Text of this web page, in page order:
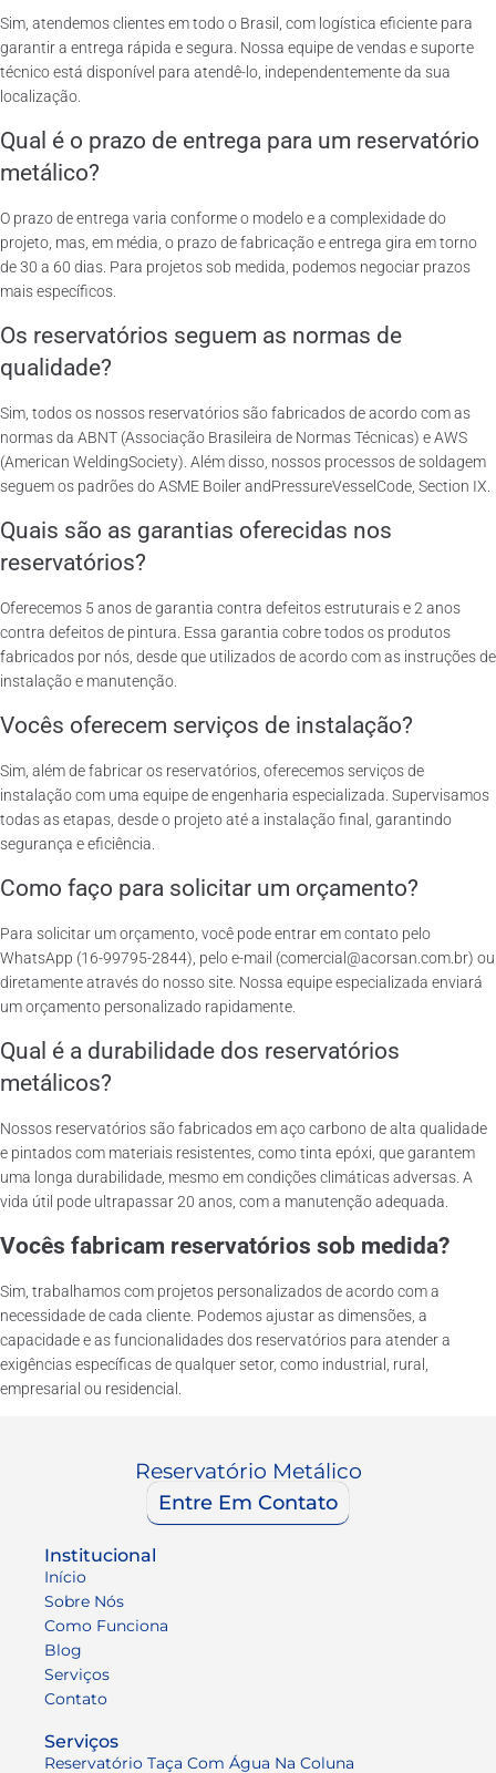
Sim, atendemos clientes em todo o Brasil, com logística eficiente para
garantir a entrega rápida e segura. Nossa equipe de vendas e suporte
técnico está disponível para atendê-lo, independentemente da sua
localização.
Qual é o prazo de entrega para um reservatório
metálico?
O prazo de entrega varia conforme o modelo e a complexidade do
projeto, mas, em média, o prazo de fabricação e entrega gira em torno
de 30 a 60 dias. Para projetos sob medida, podemos negociar prazos
mais específicos.
Os reservatórios seguem as normas de
qualidade?
Sim, todos os nossos reservatórios são fabricados de acordo com as
normas da ABNT (Associação Brasileira de Normas Técnicas) e AWS
(American WeldingSociety). Além disso, nossos processos de soldagem
seguem os padrões do ASME Boiler andPressureVesselCode, Section IX.
Quais são as garantias oferecidas nos
reservatórios?
Oferecemos 5 anos de garantia contra defeitos estruturais e 2 anos
contra defeitos de pintura. Essa garantia cobre todos os produtos
fabricados por nós, desde que utilizados de acordo com as instruções de
instalação e manutenção.
Vocês oferecem serviços de instalação?
Sim, além de fabricar os reservatórios, oferecemos serviços de
instalação com uma equipe de engenharia especializada. Supervisamos
todas as etapas, desde o projeto até a instalação final, garantindo
segurança e eficiência.
Como faço para solicitar um orçamento?
Para solicitar um orçamento, você pode entrar em contato pelo
WhatsApp (16-99795-2844), pelo e-mail (comercial@acorsan.com.br) ou
diretamente através do nosso site. Nossa equipe especializada enviará
um orçamento personalizado rapidamente.
Qual é a durabilidade dos reservatórios
metálicos?
Nossos reservatórios são fabricados em aço carbono de alta qualidade
e pintados com materiais resistentes, como tinta epóxi, que garantem
uma longa durabilidade, mesmo em condições climáticas adversas. A
vida útil pode ultrapassar 20 anos, com a manutenção adequada.
Vocês fabricam reservatórios sob medida?
Sim, trabalhamos com projetos personalizados de acordo com a
necessidade de cada cliente. Podemos ajustar as dimensões, a
capacidade e as funcionalidades dos reservatórios para atender a
exigências específicas de qualquer setor, como industrial, rural,
empresarial ou residencial.
Reservatório Metálico
Entre Em Contato
Institucional
Início
Sobre Nós
Como Funciona
Blog
Serviços
Contato
Serviços
Reservatório Taça Com Água Na Coluna